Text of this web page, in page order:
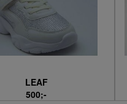
LEAF
500;-